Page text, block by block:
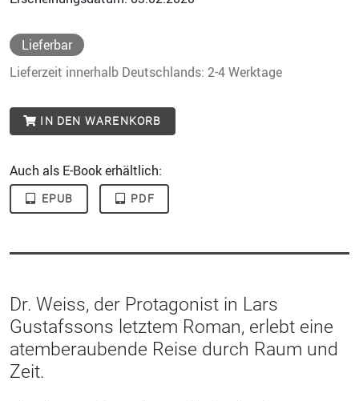
Lieferbar
Lieferzeit innerhalb Deutschlands: 2-4 Werktage
IN DEN WARENKORB
Auch als E-Book erhältlich:
EPUB PDF
Dr. Weiss, der Protagonist in Lars
Gustafssons letztem Roman, erlebt eine
atemberaubende Reise durch Raum und
Zeit.